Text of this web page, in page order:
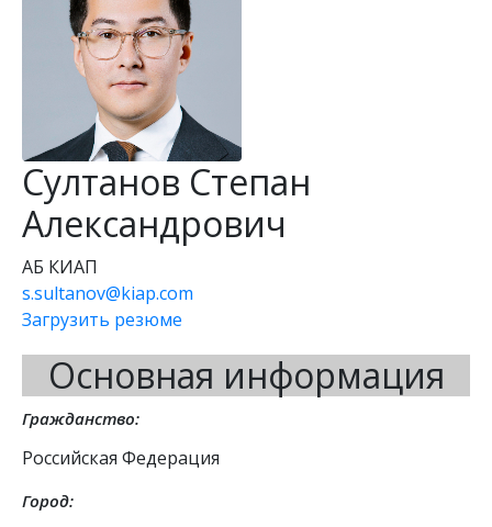
Султанов Степан
Александрович
АБ КИАП
s.sultanov@kiap.com
Загрузить резюме
Основная информация
Гражданство:
Российская Федерация
Город: